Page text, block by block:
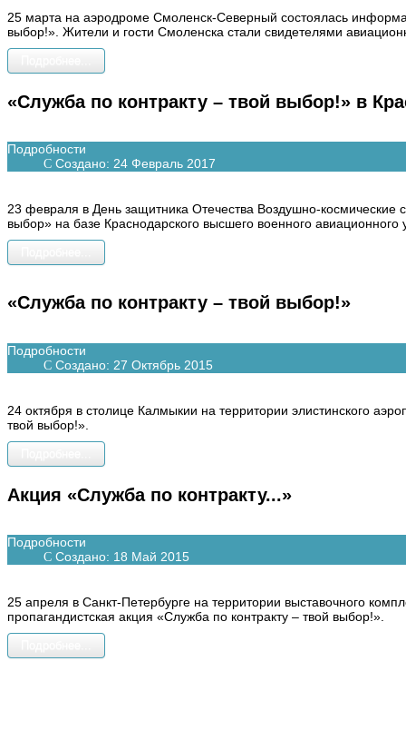
25 марта на аэродроме Смоленск-Северный состоялась
выбор!». Жители и гости Смоленска стали свидетелями
«Служба по контракту – твой выбор!» в
Подробности
Создано: 24 Февраль 2017
23 февраля в День защитника Отечества Воздушно-
выбор» на базе Краснодарского высшего военного авиационного
«Служба по контракту – твой выбор!»
Подробности
Создано: 27 Октябрь 2015
24 октября в столице Калмыкии на территории элистинского
твой выбор!».
Акция «Служба по контракту...»
Подробности
Создано: 18 Май 2015
25 апреля в Санкт-Петербурге на территории выставочного
пропагандистская акция «Служба по контракту – твой выбор!».